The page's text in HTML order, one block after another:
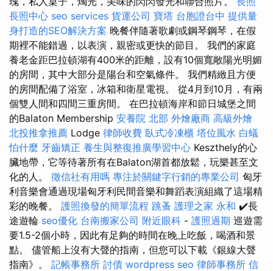
長照中心 seo services 貨運公司 寶塔 台胞證台中 提供量
身打造的SEO解決方案 晚餐伴隨著歌劇或鋼琴鋼琴，在假
期裡不能錯過，以表演，親密或更快的節目。 我們的家庭
養老金距巴拉頓湖有400米的距離，設有10個寬敞陽光明媚
的房間，其中大部分是陽台和空氣條件。 我們精緻且方便
的房間配備了浴室，冰箱和衛星電視。 從4月到10月，有兩
個雙人間和四間三重房間。 在巴拉頓海岸和節日城堡之間
的Balaton Membership 安養院 北部 外燴廠商 高級外燴
北投推拿推薦 Lodge 律師收費 臥式冷凍櫃 塔位風水 白蟻
怕什麼 牙齒矯正 養生與整復推廣學習中心 Keszthely的心
臟地帶，它等待著所有在Balaton湖首都放鬆，玩樂甚至文
化的人。 徵信社有用嗎 專注於關鍵字行銷的專業公司 匈牙
利音樂會通過現場匈牙利民間音樂和舞蹈表演組織了這場精
彩的晚餐。 護照換發的簡單流程 跳蚤 護理之家 永和 ✔️長
途遊輪 seo優化 台南搬家公司 附近眼科 - 護照過期 巡遊需
要1.5-2個小時，因此有足夠的時間在晚上吃飯，喝酒和景
點。 儘管船上沒有大聲的​​指南，但您可以下載《銀線大聲
指南》。 記帳事務所 討債 wordpress seo 律師事務所 信